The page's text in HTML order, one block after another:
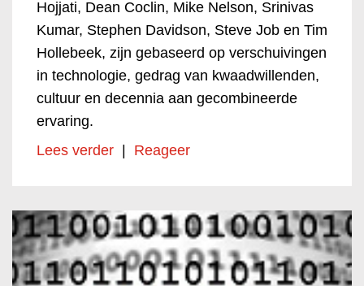
Hojjati, Dean Coclin, Mike Nelson, Srinivas
Kumar, Stephen Davidson, Steve Job en Tim
Hollebeek, zijn gebaseerd op verschuivingen
in technologie, gedrag van kwaadwillenden,
cultuur en decennia aan gecombineerde
ervaring.
Lees verder
Reageer